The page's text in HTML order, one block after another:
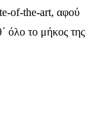
of-the-art, αφού
όλο το μήκος της